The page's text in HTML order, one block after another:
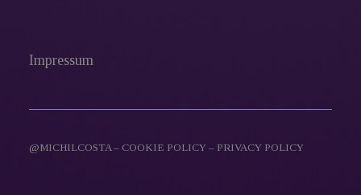
Impressum
@MICHILCOSTA – COOKIE POLICY – PRIVACY POLICY